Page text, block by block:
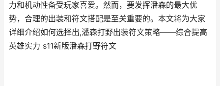
力和机动性备受玩家喜爱。然而，要发挥潘森的最大优
势，合理的出装和符文搭配是至关重要的。本文将为大家
详细介绍如何选择出,潘森打野出装符文策略——综合提高
英雄实力 s11新版潘森打野符文